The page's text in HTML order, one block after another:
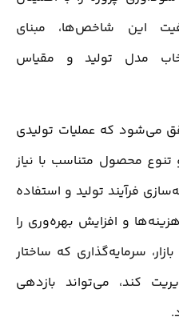
این شاخص‌ها، مبنای
مدل تولید و مقیاس
می‌شود که عملیات تولیدی
محصول متناسب با نیاز
فرآیند تولید و استفاده
و افزایش بهره‌وری را
سرمایه‌گذاری که ساختار
کند، می‌تواند بازدهی